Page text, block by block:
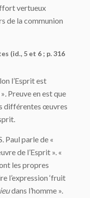
vertueux
de la communion
(id., 5 et 6 ; p. 316
l’Esprit est
». Preuve en est que
différentes œuvres
Paul parle de «
de l’Esprit ». «
les propres
l’expression ‘fruit
dans l’homme ».